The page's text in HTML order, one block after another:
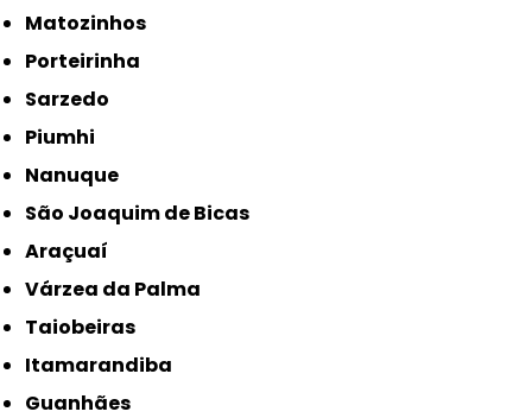
Matozinhos
Porteirinha
Sarzedo
Piumhi
Nanuque
São Joaquim de Bicas
Araçuaí
Várzea da Palma
Taiobeiras
Itamarandiba
Guanhães